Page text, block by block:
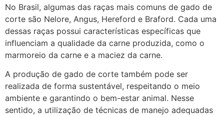
No Brasil, algumas das raças mais comuns de gado de
corte são Nelore, Angus, Hereford e Braford. Cada uma
dessas raças possui características específicas que
influenciam a qualidade da carne produzida, como o
marmoreio da carne e a maciez da carne.
A produção de gado de corte também pode ser
realizada de forma sustentável, respeitando o meio
ambiente e garantindo o bem-estar animal. Nesse
sentido, a utilização de técnicas de manejo adequadas